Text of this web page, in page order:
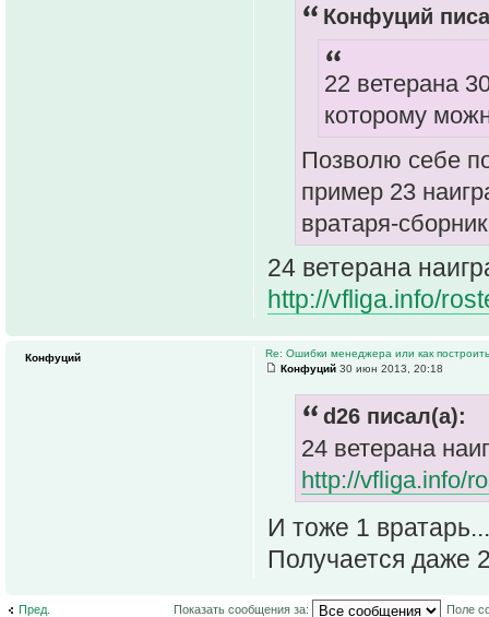
Конфуций
22 ветерана
которому
Позволю себе
пример 23
вратаря-
24 ветерана
http://vfliga.info/
Re: Ошибки менеджера или как построить
Конфуций 30 июн 2013, 20:18
d26 писал(а):
24 ветерана
http://vfliga.info/
И тоже 1
Получается даже
Конфуций
Пред. Показать сообщения за: Поле